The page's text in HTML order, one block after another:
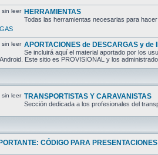
HERRAMIENTAS
Todas las herramientas necesarias para
APORTACIONES de DESCARGAS y de
Se incluirá aquí el material aportado por los
Este sitio es PROVISIONAL y los
TRANSPORTISTAS Y CARAVANISTAS
Sección dedicada a los profesionales del
CÓDIGO PARA PRESENTACIONES